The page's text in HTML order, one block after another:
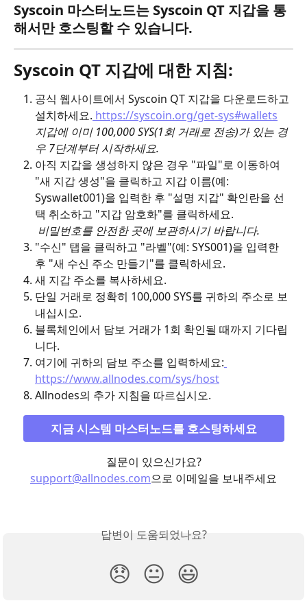
Syscoin 마스터노드는 Syscoin QT 지갑을 통
해서만 호스팅할 수 있습니다.
Syscoin QT 지갑에 대한 지침:
공식 웹사이트에서 Syscoin QT 지갑을 다운로드하고
설치하세요. https://syscoin.org/get-sys#wallets
지갑에 이미 100,000 SYS(1회 거래로 전송)가 있는 경
우 7단계부터 시작하세요.
아직 지갑을 생성하지 않은 경우 "파일"로 이동하여
"새 지갑 생성"을 클릭하고 지갑 이름(예:
Syswallet001)을 입력한 후 "설명 지갑" 확인란을 선
택 취소하고 "지갑 암호화"를 클릭하세요.
비밀번호를 안전한 곳에 보관하시기 바랍니다.
"수신" 탭을 클릭하고 "라벨"(예: SYS001)을 입력한
후 "새 수신 주소 만들기"를 클릭하세요.
새 지갑 주소를 복사하세요.
단일 거래로 정확히 100,000 SYS를 귀하의 주소로 보
내십시오.
블록체인에서 담보 거래가 1회 확인될 때까지 기다립
니다.
여기에 귀하의 담보 주소를 입력하세요:
https://www.allnodes.com/sys/host
Allnodes의 추가 지침을 따르십시오.
지금 시스템 마스터노드를 호스팅하세요
질문이 있으신가요?
support@allnodes.com으로 이메일을 보내주세요
답변이 도움되었나요?
😞 😐 😃